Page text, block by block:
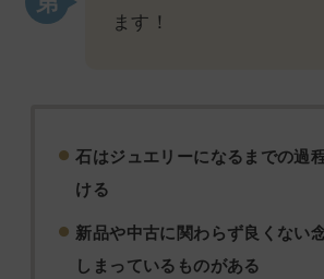
ます！
石はジュエリーになるまでの過
ける
新品や中古に関わらず良くない
しまっているものがある